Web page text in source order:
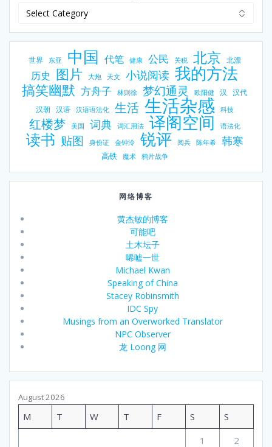
世界 东亚 中国 代笔 健康 公民 关税 北京 北漂
历史 图片 大炮 天文 小说阅读 我的方法
搞笑幽默 方舟子 林则徐 梦幻通灵 欧阳健 汉 汉代
汉朝 汉语 汉语语法化 生活 生活杂感 科技
红楼梦 美国 词典 词汇用法 译阁空间 语法化
读书 贴图 身份证 金钟泠 锐评 阅兵 陈年希 韩寒
高铁 魔术 鸦片战争
网络博客
黄杰敏的博客
可能吧
土木坛子
唏嘘一世
Michael Kwan
Speaking of China
Stacey Robinsmith
IDC Spy
Musings from an Overworked Translator
NPC Observer
龙 Loong 网
August 2026
M T W T F S
S
1
2